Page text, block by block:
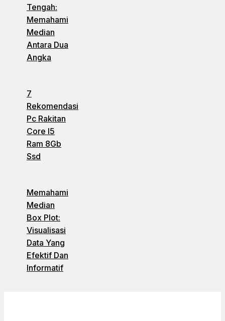
Tengah:
Memahami
Median
Antara Dua
Angka
7
Rekomendasi
Pc Rakitan
Core I5
Ram 8Gb
Ssd
Memahami
Median
Box Plot:
Visualisasi
Data Yang
Efektif Dan
Informatif